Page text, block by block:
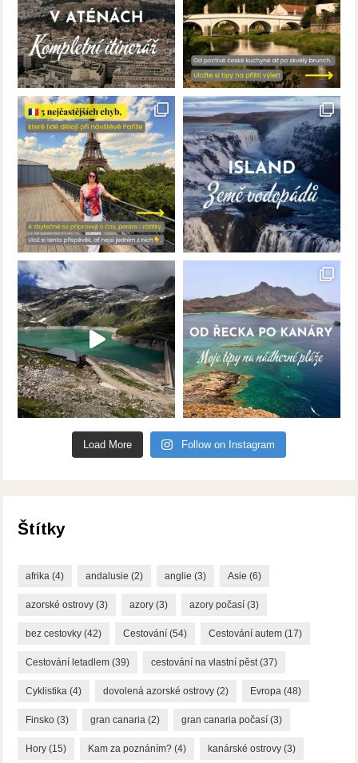
Load More Follow on Instagram
Štítky
afrika (4) andalusie (2) anglie (3) Asie (6)
azorské ostrovy (3) azory (3) azory počasí (3)
bez cestovky (42) Cestování (54) Cestování autem (17)
Cestování letadlem (39) cestování na vlastní pěst(37)
Cyklistika (4) dovolená azorské ostrovy (2) Evropa (48)
Finsko (3) gran canaria (2) gran canaria počasí (3)
Hory (15) Kam za poznáním? (4) kanárské ostrovy (3)